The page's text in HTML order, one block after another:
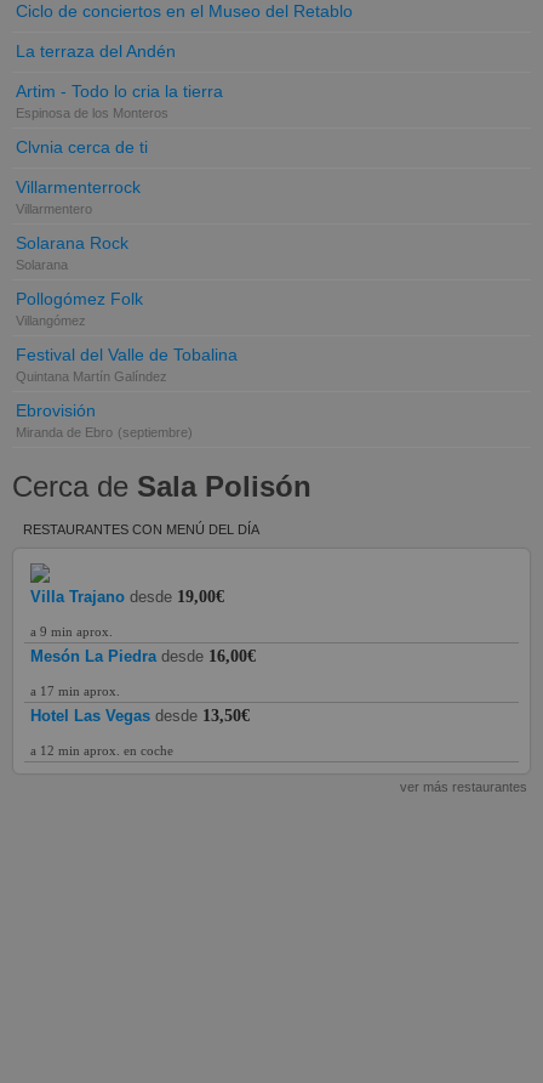
Ciclo de conciertos en el Museo del Retablo
La terraza del Andén
Artim - Todo lo cria la tierra
Espinosa de los Monteros
Clvnia cerca de ti
Villarmenterrock
Villarmentero
Solarana Rock
Solarana
Pollogómez Folk
Villangómez
Festival del Valle de Tobalina
Quintana Martín Galíndez
Ebrovisión
Miranda de Ebro (septiembre)
Cerca de Sala Polisón
RESTAURANTES CON MENÚ DEL DÍA
Villa Trajano desde 19,00€
a 9 min aprox.
Mesón La Piedra desde 16,00€
a 17 min aprox.
Hotel Las Vegas desde 13,50€
a 12 min aprox. en coche
ver más restaurantes